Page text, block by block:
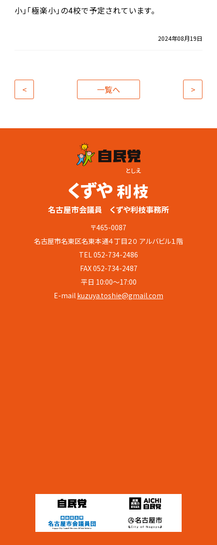
小」「極楽小」の4校で予定されています。
2024年08月19日
< 一覧へ >
くずや 利枝
としえ
名古屋市会議員 くずや利枝事務所
〒465-0087
名古屋市名東区名東本通４丁目２０ アルバビル１階
TEL052-734-2486
FAX 052-734-2487
平日 10:00〜17:00
E-mail kuzuya.toshie@gmail.com